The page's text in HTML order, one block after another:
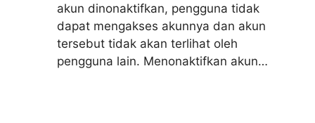
akun dinonaktifkan, pengguna tidak
dapat mengakses akunnya dan akun
tersebut tidak akan terlihat oleh
pengguna lain. Menonaktifkan akun…